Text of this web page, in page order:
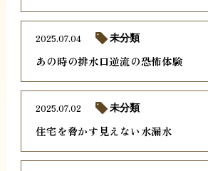
あの時の排水口逆流の恐怖体験
2025.07.04 未分類
住宅を脅かす見えない水漏水
2025.07.02 未分類